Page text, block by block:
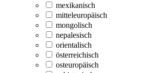
mexikanisch
mitteleuropäisch
mongolisch
nepalesisch
orientalisch
österreichisch
osteuropäisch